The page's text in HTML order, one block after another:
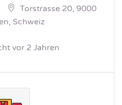
Torstrasse 20, 9000
Schweiz
vor 2 Jahren